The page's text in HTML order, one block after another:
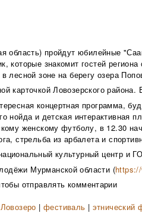
область) пройдут юбилейные
которые знакомит гостей
лесной зоне на берегу озера
карточкой Ловозерского
концертная программа,
нойда и детская интерактивная
женскому футболу, в 12.30
стрельба из арбалета и
культурный центр и
Мурманской области (
отправлять комментарии
Ловозеро | фестиваль | этнический